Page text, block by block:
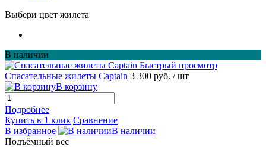
Выбери цвет жилета
В наличии
Быстрый просмотр
Спасательные жилеты Captain 3 300 руб. / шт
В корзину
Подробнее
Купить в 1 клик Сравнение
В избранное
В наличии
Подъёмный вес